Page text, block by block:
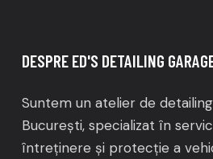
DESPRE ED'S DETAILING
Suntem un atelier de
București, specializat în
întreținere și protecție a